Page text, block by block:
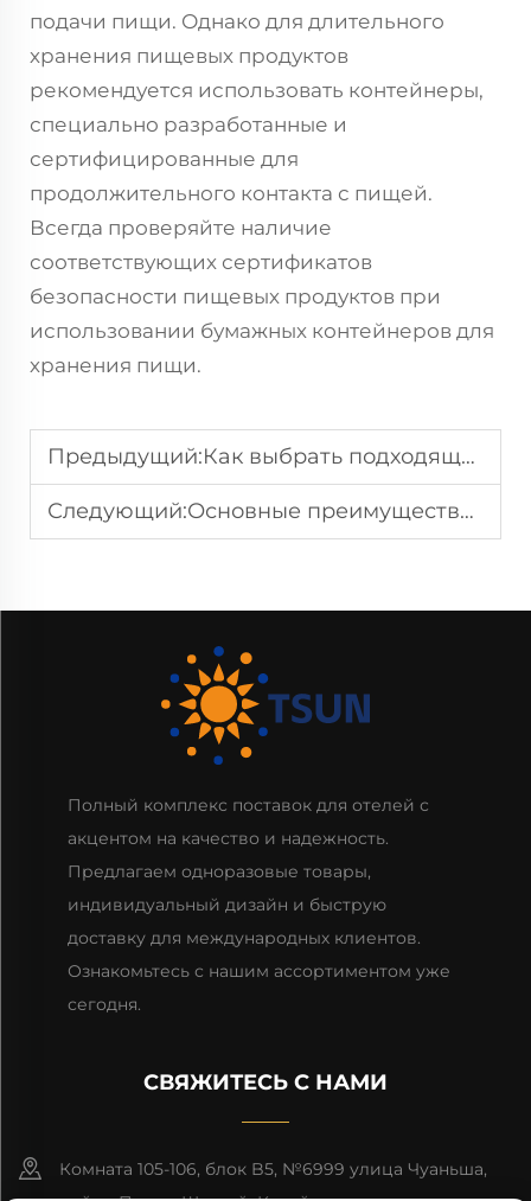
подачи пищи. Однако для длительного
хранения пищевых продуктов
рекомендуется использовать контейнеры,
специально разработанные и
сертифицированные для
продолжительного контакта с пищей.
Всегда проверяйте наличие
соответствующих сертификатов
безопасности пищевых продуктов при
использовании бумажных контейнеров для
хранения пищи.
Предыдущий:Как выбрать подходящие бумажные миски для вашего бизнеса
Следующий:Основные преимущества использования бумажных мисок для экологически чистого питания
Полный комплекс поставок для отелей с
акцентом на качество и надежность.
Предлагаем одноразовые товары,
индивидуальный дизайн и быструю
доставку для международных клиентов.
Ознакомьтесь с нашим ассортиментом уже
сегодня.
СВЯЖИТЕСЬ С НАМИ
Комната 105-106, блок B5, №6999 улица Чуаньша,